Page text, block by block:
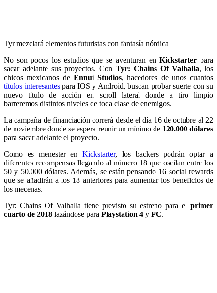
Tyr mezclará elementos futuristas con fantasía nórdica
No son pocos los estudios que se aventuran enKickstarter para
sacar adelante sus proyectos. Con Tyr: Chains Of Valhalla, los
chicos mexicanos de Ennui Studios, hacedores de unos cuantos
títulos interesantespara IOS y Android, buscan probar suerte con su
nuevo título de acción en scroll lateral donde a tiro limpio
barreremos distintos niveles de toda clase de enemigos.
La campaña de financiación correrá desde el día 16 de octubre al 22
de noviembre donde se espera reunir un mínimo de 120.000 dólares
para sacar adelante el proyecto.
Como es menester enKickstarter, los backers podrán optar a
diferentes recompensas llegando al número 18 que oscilan entre los
50 y 50.000 dólares. Además, se están pensando 16 social rewards
que se añadirán a los 18 anteriores para aumentar los beneficios de
los mecenas.
Tyr: Chains Of Valhalla tiene previsto su estreno para el primer
cuarto de 2018 lazándose para Playstation 4 y PC.